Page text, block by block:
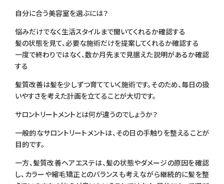
自分に合う美容室を選ぶには？
悩みだけでなく生活スタイルまで聞いてくれるか確認する
髪の状態を見て、必要な施術だけを提案してくれるか確認する
一度で終わりではなく、数か月先まで見据えた説明があるか確認
する
髪質改善は髪を少しずつ育てていく施術です。そのため、毎日の扱
いやすさを考えた計画を立てることが大切です。
サロントリートメントとは何が違うのでしょうか？
一般的なサロントリートメントは、その日の手触りを整えることが
目的です。
一方、髪質改善ヘアエステは、髪の状態やダメージの原因を確認
し、カラーや縮毛矯正とのバランスも考えながら継続的に髪を整